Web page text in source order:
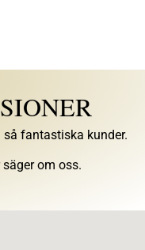
fantastiska kunder.
om oss.